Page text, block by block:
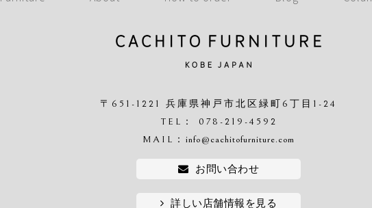
〒651-1221 兵庫県神戸市北区緑町6丁目1-24
TEL： 078-219-4592
MAIL： info@cachitofurniture.com
お問い合わせ
詳しい店舗情報を見る